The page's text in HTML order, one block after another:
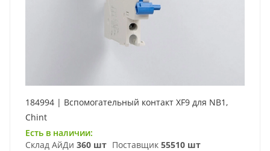
184994 | Вспомогательный контакт XF9 для NB1,
Chint
Есть в наличии:
Склад АйДи 360 шт Поставщик 55510 шт